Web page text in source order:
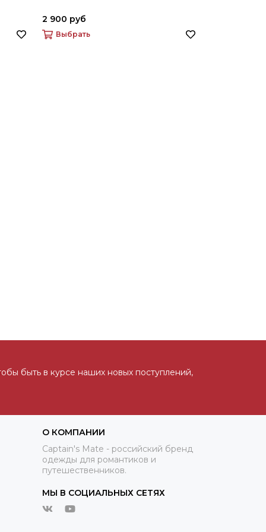
2 900 руб
Выбрать
быть в курсе наших новых поступлений,
О КОМПАНИИ
Captain's Mate - российский бренд
одежды для романтиков и
путешественников.
МЫ В СОЦИАЛЬНЫХ СЕТЯХ